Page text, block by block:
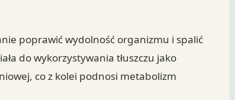
poprawić wydolność organizmu i spalić
do wykorzystywania tłuszczu jako
co z kolei podnosi metabolizm